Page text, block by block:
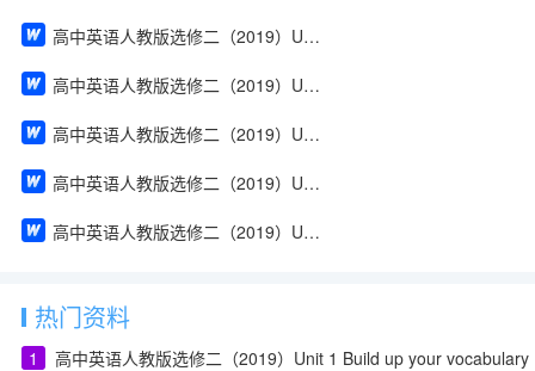
高中英语人教版选修二（2019）Unit 2 Discover useful structures（教案）
高中英语人教版选修二（2019）Unit 2 Build up your vocabulary（教案）
高中英语人教版选修二（2019）Unit 2 Assessing Your Progress & Project（教案）
高中英语人教版选修二（2019）Unit 1 Using Language（教案）
高中英语人教版选修二（2019）Unit 1 Reading and Thinking（教案）
热门资料
1
高中英语人教版选修二（2019）Unit 1 Build up your vocabulary